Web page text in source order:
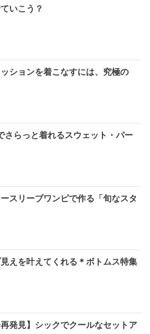
いこう？
ションを着こなすには、究極の
さらっと着れるスウェット・パー
スリーブワンピで作る「旬なスタ
えを叶えてくれる＊ボトムス特集
再発見】シックでクールなセットア